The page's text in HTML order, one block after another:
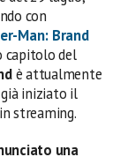
con
Man: Brand
capitolo del
è attualmente
iniziato il
streaming.
una